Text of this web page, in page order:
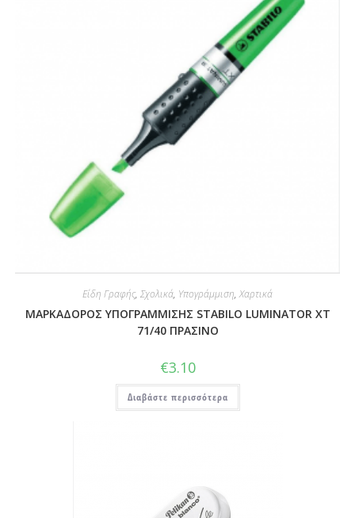
Είδη Γραφής, Σχολικά, Υπογράμμιση,Χαρτικά
ΜΑΡΚΑΔΟΡΟΣ ΥΠΟΓΡΑΜΜΙΣΗΣ STABILO LUMINATOR XT
71/40 ΠΡΑΣΙΝΟ
€3.10
Διαβάστε περισσότερα